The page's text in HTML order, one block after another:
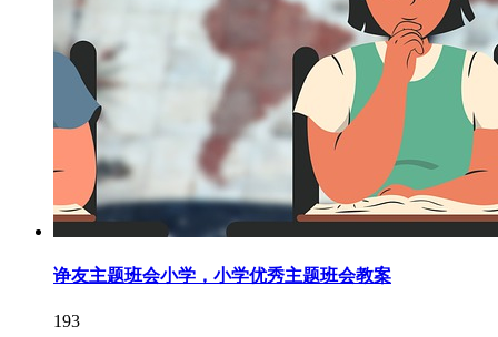
诤友主题班会小学，小学优秀主题班会教案
193